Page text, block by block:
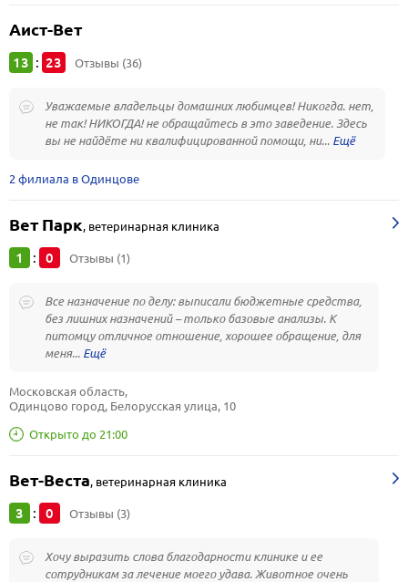
Аист-Вет
13 : 23 Отзывы (36)
Уважаемые владельцы домашних любимцев! Никогда. нет,
не так! НИКОГДА! не обращайтесь в это заведение. Здесь
вы не найдёте ни квалифицированной помощи, ни...
2 филиала в Одинцове
Вет Парк, ветеринарная клиника
1 : 0 Отзывы (1)
Все назначение по делу: выписали бюджетные средства,
без лишних назначений – только базовые анализы. К
питомцу отличное отношение, хорошее обращение, для
меня...
Открыто до 21:00
Московская область,
Одинцово город, Белорусская улица, 10
Вет-Веста, ветеринарная клиника
3 : 0 Отзывы (3)
Хочу выразить слова благодарности клинике и ее
сотрудникам за лечение моего удава. Животное очень